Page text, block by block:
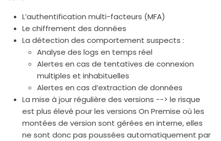
L’authentification multi-facteurs (MFA)
Le chiffrement des données
La détection des comportement suspects :
Analyse des logs en temps réel
Alertes en cas de tentatives de connexion
multiples et inhabituelles
Alertes en cas d’extraction de données
La mise à jour régulière des versions --> le risque
est plus élevé pour les versions On Premise où les
montées de version sont gérées en interne, elles
ne sont donc pas poussées automatiquement par